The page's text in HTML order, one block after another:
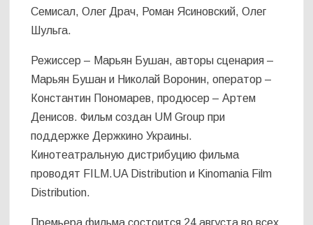
Семисал, Олег Драч, Роман Ясиновский, Олег
Шульга.
Режиссер – Марьян Бушан, авторы сценария –
Марьян Бушан и Николай Воронин, оператор –
Константин Пономарев, продюсер – Артем
Денисов. Фильм создан UM Group при
поддержке Держкино Украины.
Кинотеатральную дистрибуцию фильма
проводят FILM.UA Distribution и Kinomania Film
Distribution.
Премьера фильма состоится 24 августа во всех